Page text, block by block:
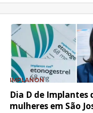
IMPLANON
Dia D de Implantes
mulheres em São